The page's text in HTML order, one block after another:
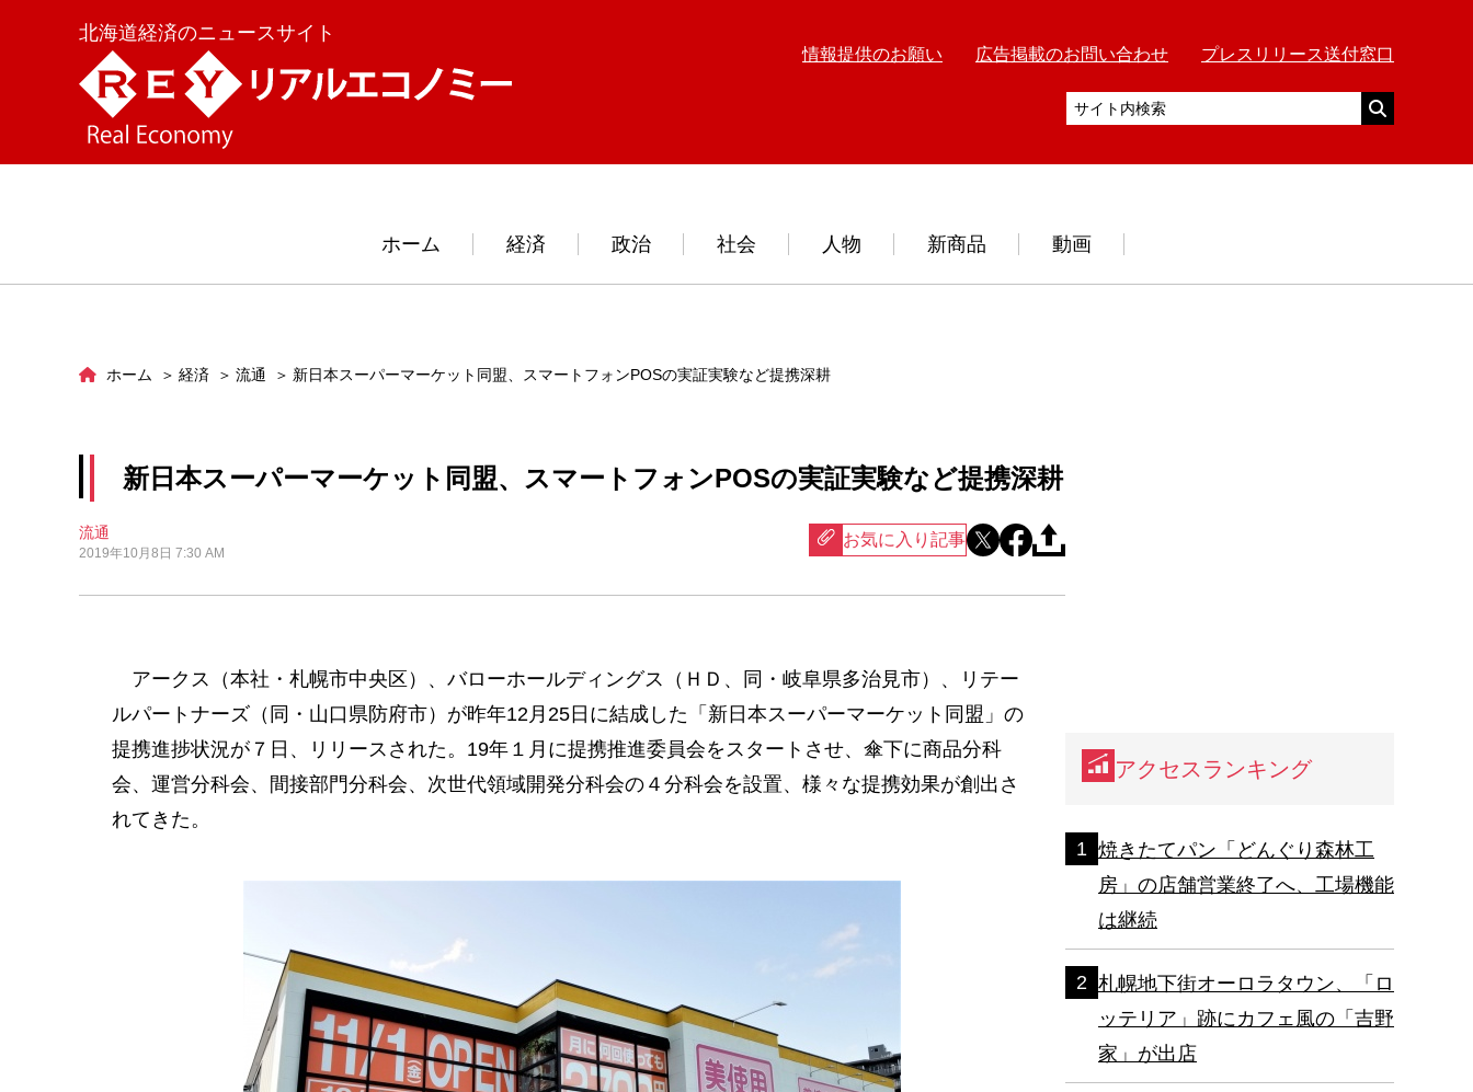
北海道経済のニュースサイト
情報提供のお願い 広告掲載のお問い合わせ プレスリリース送付窓口
ホーム 経済 政治 社会 人物 新商品 動画
ホーム 経済 流通 新日本スーパーマーケット同盟、スマートフォンPOSの実証実験など提携深耕
新日本スーパーマーケット同盟、スマートフォンPOSの実証実験など提携深耕
流通
2019年10月8日 7:30 AM
お気に入り記事
アークス（本社・札幌市中央区）、バローホールディングス（ＨＤ、同・岐阜県多治見市）、リテー
ルパートナーズ（同・山口県防府市）が昨年12月25日に結成した「新日本スーパーマーケット同盟」の
提携進捗状況が７日、リリースされた。19年１月に提携推進委員会をスタートさせ、傘下に商品分科
会、運営分科会、間接部門分科会、次世代領域開発分科会の４分科会を設置、様々な提携効果が創出さ
れてきた。
アクセスランキング
焼きたてパン「どんぐり森林工
房」の店舗営業終了へ、工場機能
は継続
札幌地下街オーロラタウン、「ロ
ッテリア」跡にカフェ風の「吉野
家」が出店